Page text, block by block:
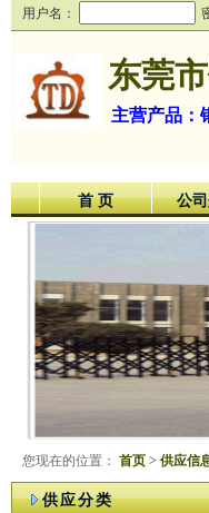
用户名：
东莞
主营产品：
首 页 公
您现在的位置： 首页 > 供应信
供应分类